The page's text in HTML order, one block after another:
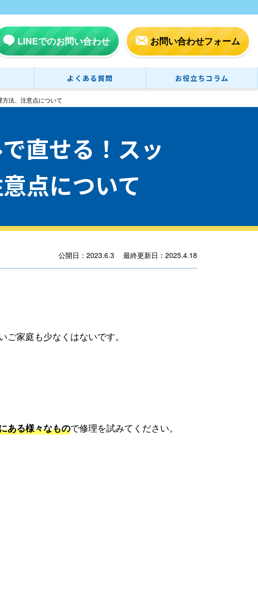
LINEでのお問い合わせ お問い合わせフォーム
よくある質問 お役立ちコラム
法、注意点について
直せる！スッ
点について
公開日：2023.6.3 最終更新日：2025.4.18
家庭も少なくはないです。
ある様々なもので修理を試みてください。